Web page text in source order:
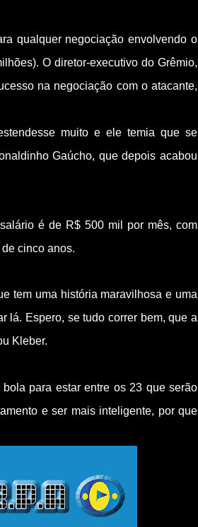
qualquer negociação envolvendo o
O diretor-executivo do Grêmio,
na negociação com o atacante,
muito e ele temia que se
Gaúcho, que depois acabou
é de R$ 500 mil por mês, com
cinco anos.
tem uma história maravilhosa e uma
lá. Espero, se tudo correr bem, que a
Kleber.
para estar entre os 23 que serão
e ser mais inteligente, por que